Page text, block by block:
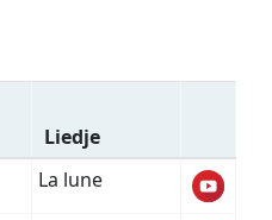
Liedje
La lune